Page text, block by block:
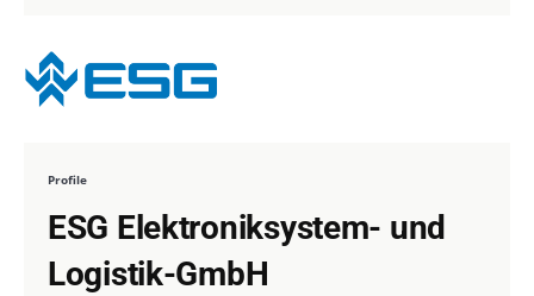
Profile
ESG Elektroniksystem- und
Logistik-GmbH